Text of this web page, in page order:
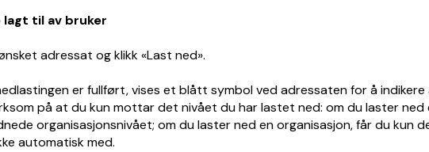
adressat og klikk «Last ned».
er fullført, vises et blått symbol ved adressaten for å
på at du kun mottar det nivået du har lastet ned: om du laster
organisasjonsnivået; om du laster ned en organisasjon, får du kun
automatisk med.